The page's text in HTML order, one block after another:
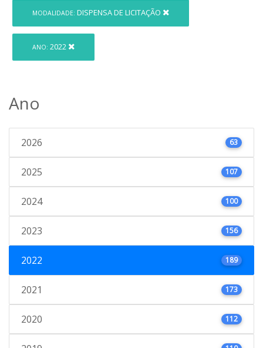
MODALIDADE: DISPENSA DE LICITAÇÃO
ANO: 2022
Ano
2026 63
2025 107
2024 100
2023 156
2022 189
2021 173
2020 112